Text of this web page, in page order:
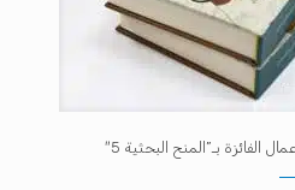
الفائزة بـ”المنح البحثية 5″